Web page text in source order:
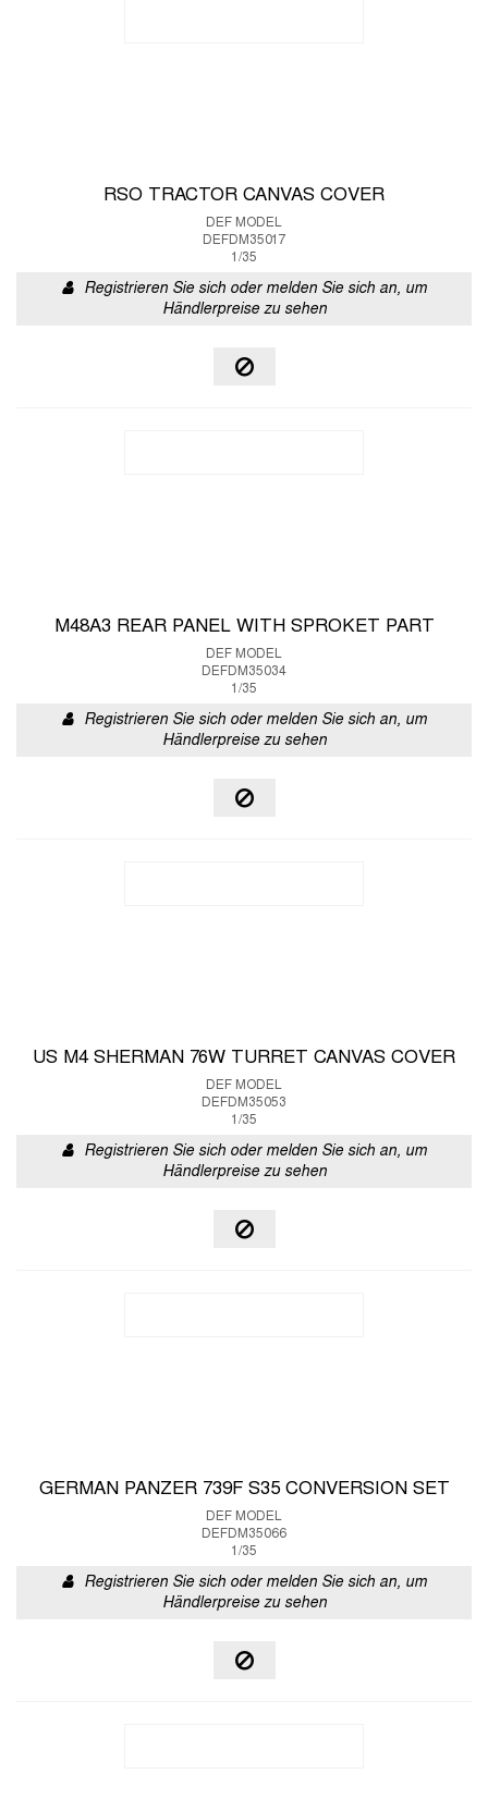
RSO TRACTOR CANVAS COVER
DEF MODEL
DEFDM35017
1/35
Registrieren Sie sich oder melden Sie sich an, um
Händlerpreise zu sehen
M48A3 REAR PANEL WITH SPROKET PART
DEF MODEL
DEFDM35034
1/35
Registrieren Sie sich oder melden Sie sich an, um
Händlerpreise zu sehen
US M4 SHERMAN 76W TURRET CANVAS COVER
DEF MODEL
DEFDM35053
1/35
Registrieren Sie sich oder melden Sie sich an, um
Händlerpreise zu sehen
GERMAN PANZER 739F S35 CONVERSION SET
DEF MODEL
DEFDM35066
1/35
Registrieren Sie sich oder melden Sie sich an, um
Händlerpreise zu sehen